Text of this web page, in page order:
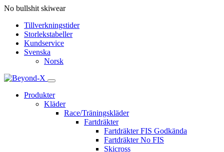
No bullshit skiwear
Tillverkningstider
Storlekstabeller
Kundservice
Svenska
Norsk
Produkter
Kläder
Race/Träningskläder
Fartdräkter
Fartdräkter FIS Godkända
Fartdräkter No FIS
Skicross